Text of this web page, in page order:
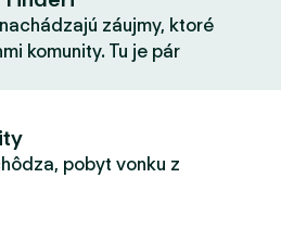
záujmy, ktoré
komunity. Tu je pár
pobyt vonku z